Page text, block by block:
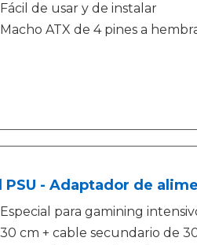
Fácil de usar y de instalar
Macho ATX de 4 pines a
PSU - Adaptador de
Especial para gamining
30 cm + cable secundario de